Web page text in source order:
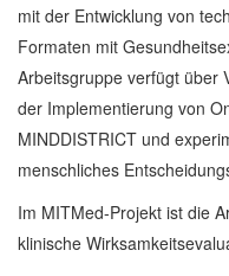
mit der Entwicklung von
Formaten mit
Arbeitsgruppe verfügt über
der Implementierung von
MINDDISTRICT und
menschliches
Im MITMed-Projekt ist die
klinische